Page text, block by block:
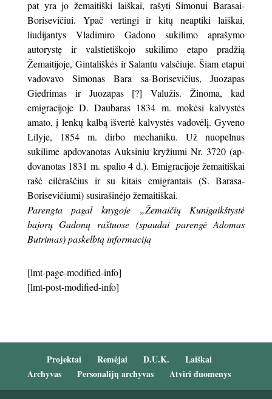
pat yra jo žemaitiški laiškai, rašyti Simonui Barasai-
Borisevičiui. Ypač vertingi ir kitų neaptiki laiškai,
liudijantys Vladimiro Gadono sukilimo aprašymo
autorystę ir valstietiškojo sukilimo etapo pradžią
Žemaitijoje, Gintališkės ir Salantu valsčiuje. Šiam etapui
vadovavo Simonas Bara sa-Borisevičius, Juozapas
Giedrimas ir Juozapas [?] Valužis. Žinoma, kad
emigracijoje D. Dau­baras 1834 m. mokėsi kalvystės
amato, į lenkų kal­bą išvertė kalvystės vadovėlį. Gyveno
Lilyje, 1854 m. dirbo mechaniku. Už nuopelnus
sukilime apdovanotas Auksiniu kryžiumi Nr. 3720 (ap­
dovanotas 1831 m. spalio 4 d.). Emigracijoje žemai­tiškai
rašė eilėraščius ir su kitais emigrantais (S. Barasa-
Borisevičiumi) susirašinėjo žemaitiškai.
Parengta pagal knygoje „Žemaičių Kunigaikštystė
bajorų Gadonų raštuose (spaudai parengė Adomas
Butrimas) paskelbtą informaciją
[lmt-page-modified-info]
[lmt-post-modified-info]
Projektai Remėjai D.U.K.
Laiškai
Archyvas
Personalijų archyvas Atviri duomenys